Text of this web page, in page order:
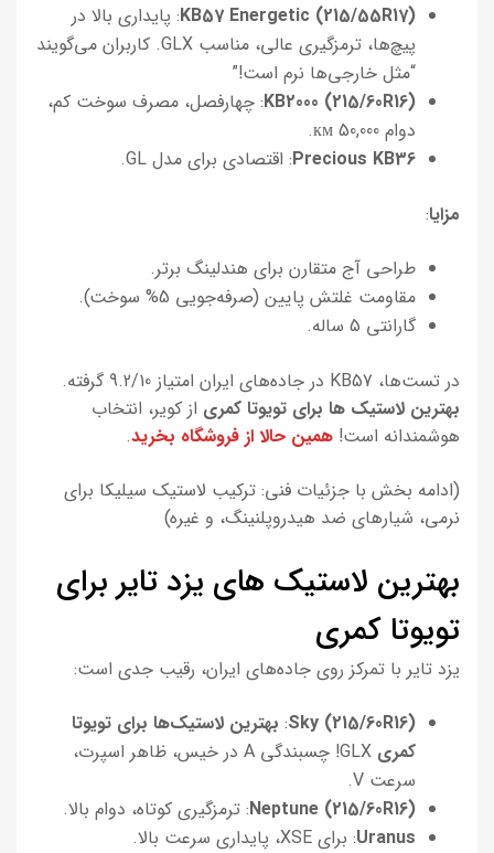
KB57 Energetic (215/55R17): پایداری بالا در
پیچ‌ها، ترمزگیری عالی، مناسب GLX. کاربران می‌گویند
“مثل خارجی‌ها نرم است!”
KB2000 (215/60R16): چهارفصل، مصرف سوخت کم،
دوام 50,000 км.
Precious KB36: اقتصادی برای مدل GL.
مزایا:
طراحی آج متقارن برای هندلینگ برتر.
مقاومت غلتش پایین (صرفه‌جویی 5% سوخت).
گارانتی 5 ساله.
در تست‌ها، KB57 در جاده‌های ایران امتیاز 9.2/10 گرفته.
بهترین لاستیک ها برای تویوتا کمری از کویر، انتخاب
هوشمندانه است! همین حالا از فروشگاه بخرید.
(ادامه بخش با جزئیات فنی: ترکیب لاستیک سیلیکا برای
نرمی، شیارهای ضد هیدروپلنینگ، و غیره)
بهترین لاستیک های یزد تایر برای
تویوتا کمری
یزد تایر با تمرکز روی جاده‌های ایران، رقیب جدی است:
Sky (215/60R16)
: بهترین لاستیک‌ها برای تویوتا
کمری
GLX! چسبندگی A در خیس، ظاهر اسپرت،
سرعت V.
Neptune (215/60R16): ترمزگیری کوتاه، دوام بالا.
Uranus: برای XSE، پایداری سرعت بالا.